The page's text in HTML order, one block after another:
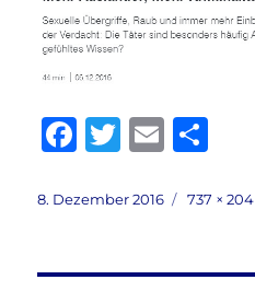
F
c
b
T
it
r
E
ai le
Veröffentlicht
8. Dezember 2016
Volle
737 × 204